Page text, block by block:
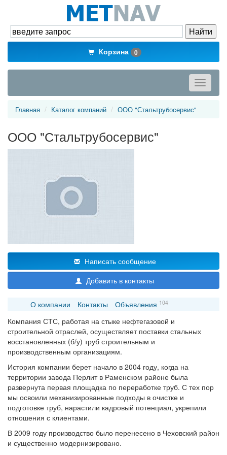
Корзина 0
Toggle
Главная Каталог компаний ООО "Стальтрубосервис"
ООО "Стальтрубосервис"
Написать сообщение
Добавить в контакты
О компании Контакты Объявления 104
Компания СТС, работая на стыке нефтегазовой и
строительной отраслей, осуществляет поставки стальных
восстановленных (б/у) труб строительным и
производственным организациям.
История компании берет начало в 2004 году, когда на
территории завода Перлит в Раменском районе была
развернута первая площадка по переработке труб. С тех пор
мы освоили механизированные подходы в очистке и
подготовке труб, нарастили кадровый потенциал, укрепили
отношения с клиентами.
В 2009 году производство было перенесено в Чеховский район
и существенно модернизировано.